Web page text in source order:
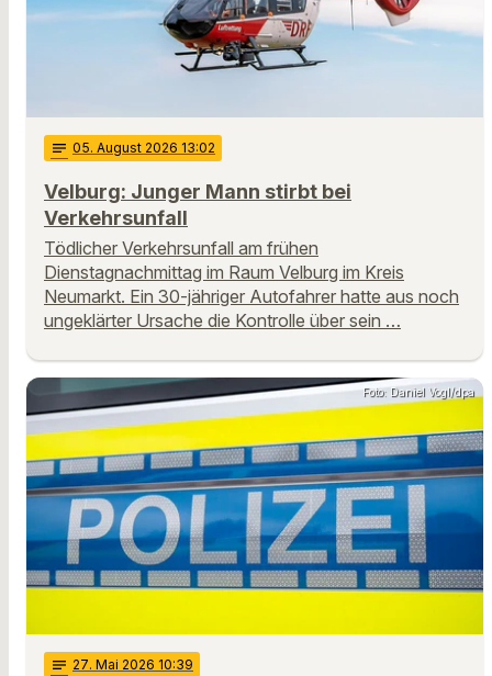
notes 05. August 2026 13:02
Velburg: Junger Mann stirbt bei
Verkehrsunfall
Tödlicher Verkehrsunfall am frühen
Dienstagnachmittag im Raum Velburg im Kreis
Neumarkt. Ein 30-jähriger Autofahrer hatte aus noch
ungeklärter Ursache die Kontrolle über sein …
Foto: Daniel Vogl/dpa
notes 27. Mai 2026 10:39